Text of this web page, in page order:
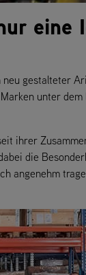
eine
gestalteter
unter dem
ihrer
die
angenehm